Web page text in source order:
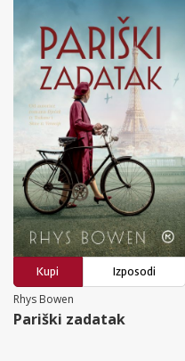
Kupi
Izposodi
Rhys Bowen
Pariški zadatak